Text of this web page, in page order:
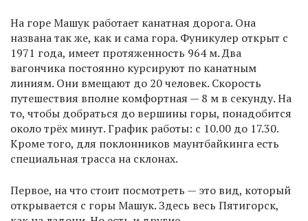
На горе Машук работает канатная дорога. Она
названа так же, как и сама гора. Фуникулер открыт с
1971 года, имеет протяженность 964 м. Два
вагончика постоянно курсируют по канатным
линиям. Они вмещают до 20 человек. Скорость
путешествия вполне комфортная — 8 м в секунду. На
то, чтобы добраться до вершины горы, понадобится
около трёх минут. График работы: с 10.00 до 17.30.
Кроме того, для поклонников маунтбайкинга есть
специальная трасса на склонах.
Первое, на что стоит посмотреть — это вид, который
открывается с горы Машук. Здесь весь Пятигорск,